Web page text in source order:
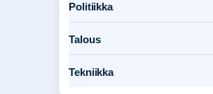
Politiikka
Talous
Tekniikka